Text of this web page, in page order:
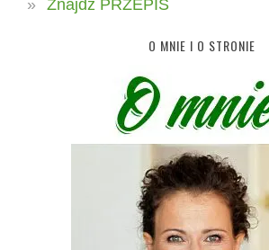
Znajdź PRZEPIS
O MNIE I O STRONIE